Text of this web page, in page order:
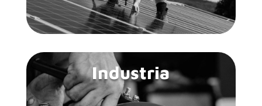
Industria